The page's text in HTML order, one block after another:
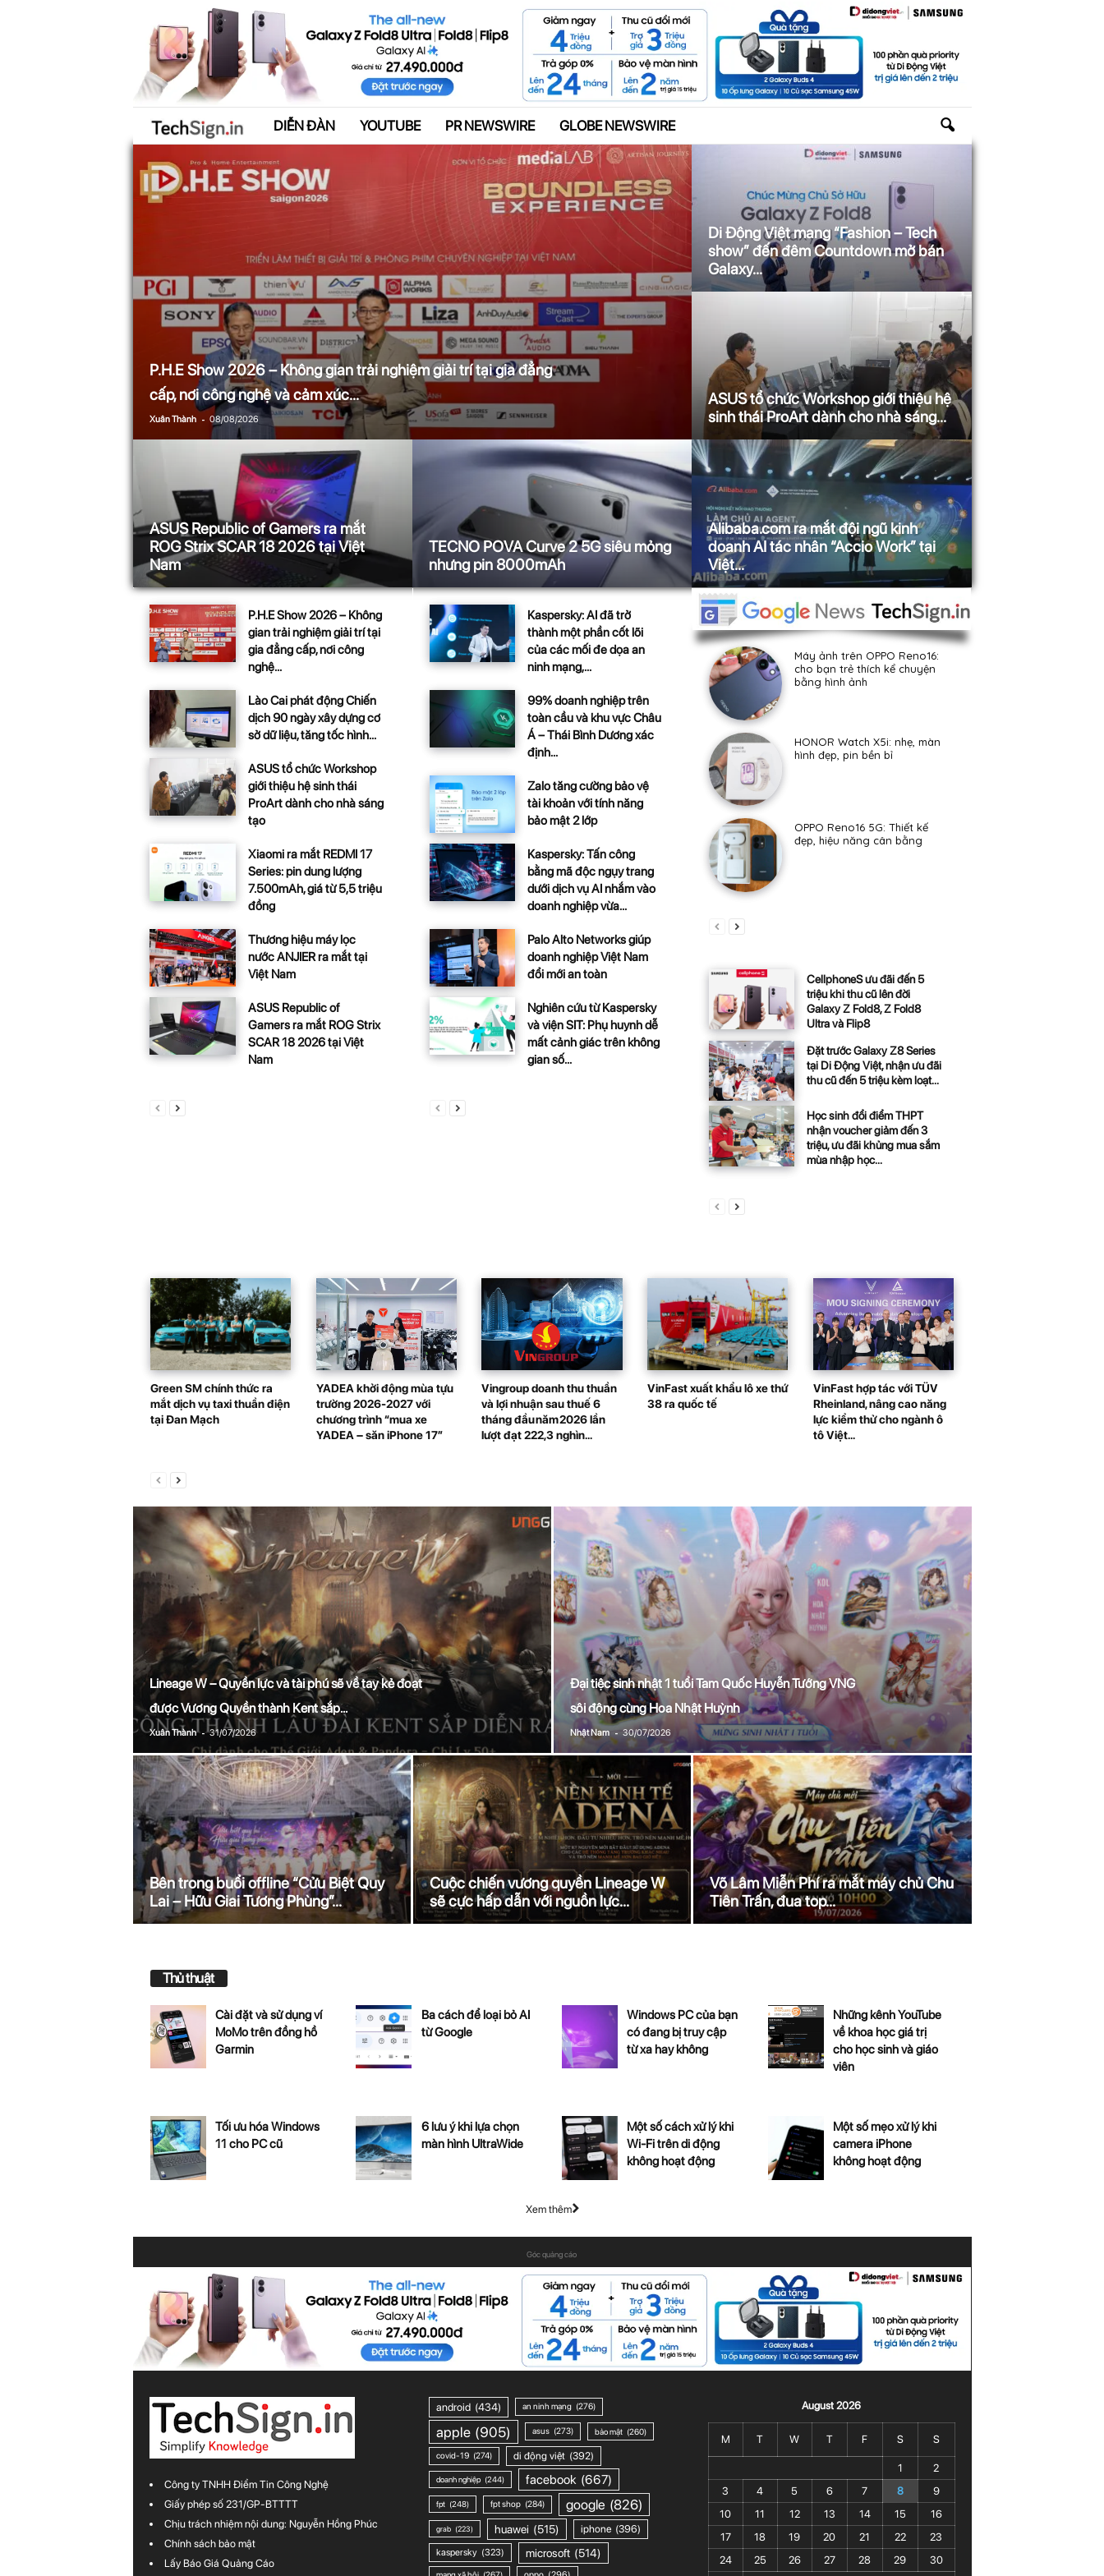
Quảng cáo
e
c
i
g
n
i
n
.
c
m
DIỄN ĐÀN YOUTUBE PR NEWSWIRE GLOBE NEWSWIRE
P.H.E Show 2026 – Không gian trải nghiệm giải trí tại gia đẳng
cấp, nơi công nghệ và cảm xúc...
Xuân Thành - 08/08/2026
Di Động Việt mang “Fashion – Tech
show” đến đêm Countdown mở bán
Galaxy...
ASUS tổ chức Workshop giới thiệu hệ
sinh thái ProArt dành cho nhà sáng...
ASUS Republic of Gamers ra mắt
ROG Strix SCAR 18 2026 tại Việt
Nam
TECNO POVA Curve 2 5G siêu mỏng
nhưng pin 8000mAh
Alibaba.com ra mắt đội ngũ kinh
doanh AI tác nhân “Accio Work” tại
Việt...
P.H.E Show 2026 – Không
gian trải nghiệm giải trí tại
gia đẳng cấp, nơi công
nghệ...
Lào Cai phát động Chiến
dịch 90 ngày xây dựng cơ
sở dữ liệu, tăng tốc hình...
ASUS tổ chức Workshop
giới thiệu hệ sinh thái
ProArt dành cho nhà sáng
tạo
Xiaomi ra mắt REDMI 17
Series: pin dung lượng
7.500mAh, giá từ 5,5 triệu
đồng
Thương hiệu máy lọc
nước ANJIER ra mắt tại
Việt Nam
ASUS Republic of
Gamers ra mắt ROG Strix
SCAR 18 2026 tại Việt
Nam
Kaspersky: AI đã trở
thành một phần cốt lõi
của các mối đe dọa an
ninh mạng,...
99% doanh nghiệp trên
toàn cầu và khu vực Châu
Á – Thái Bình Dương xác
định...
Zalo tăng cường bảo vệ
tài khoản với tính năng
bảo mật 2 lớp
Kaspersky: Tấn công
bằng mã độc ngụy trang
dưới dịch vụ AI nhắm vào
doanh nghiệp vừa...
Palo Alto Networks giúp
doanh nghiệp Việt Nam
đổi mới an toàn
Nghiên cứu từ Kaspersky
và viện SIT: Phụ huynh dễ
mất cảnh giác trên không
gian số...
Máy ảnh trên OPPO Reno16:
cho bạn trẻ thích kể chuyện
bằng hình ảnh
HONOR Watch X5i: nhẹ, màn
hình đẹp, pin bền bỉ
OPPO Reno16 5G: Thiết kế
đẹp, hiệu năng cân bằng
CellphoneS ưu đãi đến 5
triệu khi thu cũ lên đời
Galaxy Z Fold8, Z Fold8
Ultra và Flip8
Đặt trước Galaxy Z8 Series
tại Di Động Việt, nhận ưu đãi
thu cũ đến 5 triệu kèm loạt...
Học sinh đổi điểm THPT
nhận voucher giảm đến 3
triệu, ưu đãi khủng mua sắm
mùa nhập học...
Green SM chính thức ra
mắt dịch vụ taxi thuần điện
tại Đan Mạch
YADEA khởi động mùa tựu
trường 2026-2027 với
chương trình “mua xe
YADEA – săn iPhone 17”
Vingroup doanh thu thuần
và lợi nhuận sau thuế 6
tháng đầu năm 2026 lần
lượt đạt 222,3 nghìn...
VinFast xuất khẩu lô xe thứ
38 ra quốc tế
VinFast hợp tác với TÜV
Rheinland, nâng cao năng
lực kiểm thử cho ngành ô
tô Việt...
Lineage W – Quyền lực và tài phú sẽ về tay kẻ đoạt
được Vương Quyền thành Kent sắp...
Xuân Thành - 31/07/2026
Đại tiệc sinh nhật 1 tuổi Tam Quốc Huyễn Tướng VNG
sôi động cùng Hoa Nhật Huỳnh
Nhật Nam - 30/07/2026
Bên trong buổi offline “Cửu Biệt Quy
Lai – Hữu Giai Tương Phùng”...
Cuộc chiến vương quyền Lineage W
sẽ cực hấp dẫn với nguồn lực...
Võ Lâm Miễn Phí ra mắt máy chủ Chu
Tiên Trấn, đua top...
Thủ thuật
Cài đặt và sử dụng ví
MoMo trên đồng hồ
Garmin
Ba cách để loại bỏ AI
từ Google
Windows PC của bạn
có đang bị truy cập
từ xa hay không
Những kênh YouTube
về khoa học giá trị
cho học sinh và giáo
viên
Tối ưu hóa Windows
11 cho PC cũ
6 lưu ý khi lựa chọn
màn hình UltraWide
Một số cách xử lý khi
Wi-Fi trên di động
không hoạt động
Một số mẹo xử lý khi
camera iPhone
không hoạt động
Xem thêm
Góc quảng cáo
Công ty TNHH Điểm Tin Công Nghệ
Giấy phép số 231/GP-BTTTT
Chịu trách nhiệm nội dung: Nguyễn Hồng Phúc
Chính sách bảo mật
Lấy Báo Giá Quảng Cáo
android (434) an ninh mạng (276)
apple (905) asus (273) bảo mật (260)
covid-19 (274) di động việt (392)
doanh nghiệp (244) facebook (667)
fpt (248) fpt shop (284) google (826)
grab (223) huawei (515) iphone (396)
kaspersky (323) microsoft (514)
August 2026
M T W T F S S
1
2
3
4 5 6 7 8
9
10
11 12 13 14 15
16
17
18 19 20 21 22
23
24
25 26 27 28 29 30